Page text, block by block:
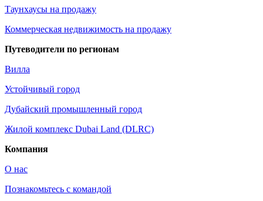
Таунхаусы на продажу
Коммерческая недвижимость на продажу
Путеводители по регионам
Вилла
Устойчивый город
Дубайский промышленный город
Жилой комплекс Dubai Land (DLRC)
Компания
О нас
Познакомьтесь с командой